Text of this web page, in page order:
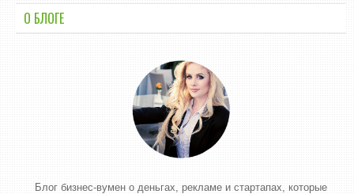
О БЛОГЕ
Блог бизнес-вумен о деньгах, рекламе и стартапах, которые